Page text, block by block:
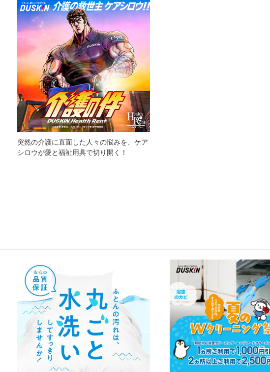
突然の介護に直面した人々の悩みを、ケア
シロウが愛と福祉用具で切り開く！